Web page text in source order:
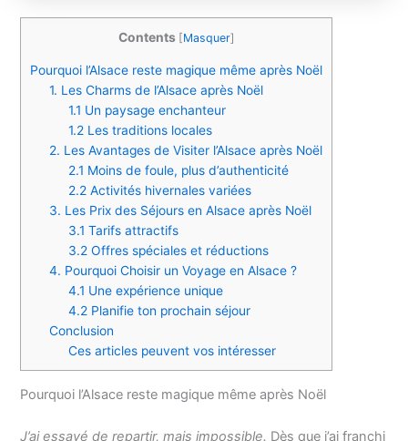
Contents [Masquer]
Pourquoi l’Alsace reste magique même après Noël
1. Les Charms de l’Alsace après Noël
1.1 Un paysage enchanteur
1.2 Les traditions locales
2. Les Avantages de Visiter l’Alsace après Noël
2.1 Moins de foule, plus d’authenticité
2.2 Activités hivernales variées
3. Les Prix des Séjours en Alsace après Noël
3.1 Tarifs attractifs
3.2 Offres spéciales et réductions
4. Pourquoi Choisir un Voyage en Alsace ?
4.1 Une expérience unique
4.2 Planifie ton prochain séjour
Conclusion
Ces articles peuvent vos intéresser
Pourquoi l’Alsace reste magique même après Noël
J’ai essayé de repartir, mais impossible. Dès que j’ai franchi